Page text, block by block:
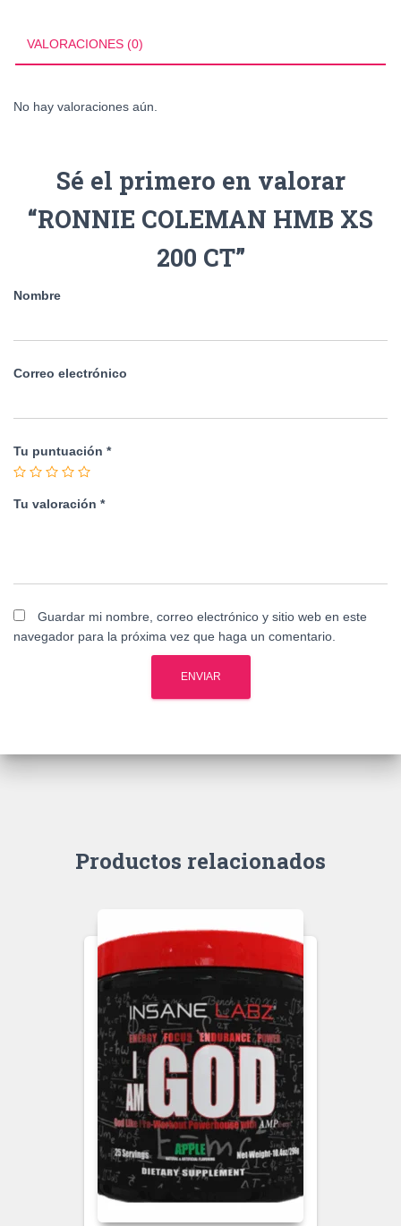
VALORACIONES (0)
No hay valoraciones aún.
Sé el primero en valorar
“RONNIE COLEMAN HMB XS
200 CT”
Nombre
Correo electrónico
Tu puntuación *
Tu valoración *
Guardar mi nombre, correo electrónico y sitio web en este
navegador para la próxima vez que haga un comentario.
Productos relacionados